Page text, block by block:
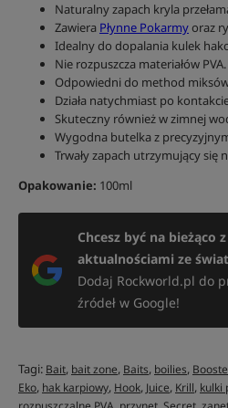
Naturalny zapach kryla
Zawiera Płynne Pokarmyoraz
Idealny do dopalania kulek
Nie rozpuszcza materiałów PVA.
Odpowiedni do method
Działa natychmiast po
Skuteczny również w zimnej
Wygodna butelka z
Trwały zapach utrzymujący się
Opakowanie: 100ml
Chcesz być na bieżąco
aktualnościami ze
Dodaj Rockworld.pl do
źródeł w Google!
Tagi: Bait, bait zone, Baits, boilies,
Eko, hak karpiowy, Hook, Juice, Krill, kulki